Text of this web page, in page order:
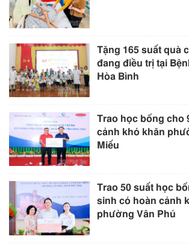
Tặng 165 suất quà
đang điều trị tại
Hòa Bình
Trao học bổng cho
cảnh khó khăn
Miếu
Trao 50 suất học
sinh có hoàn cảnh
phường Vân Phú